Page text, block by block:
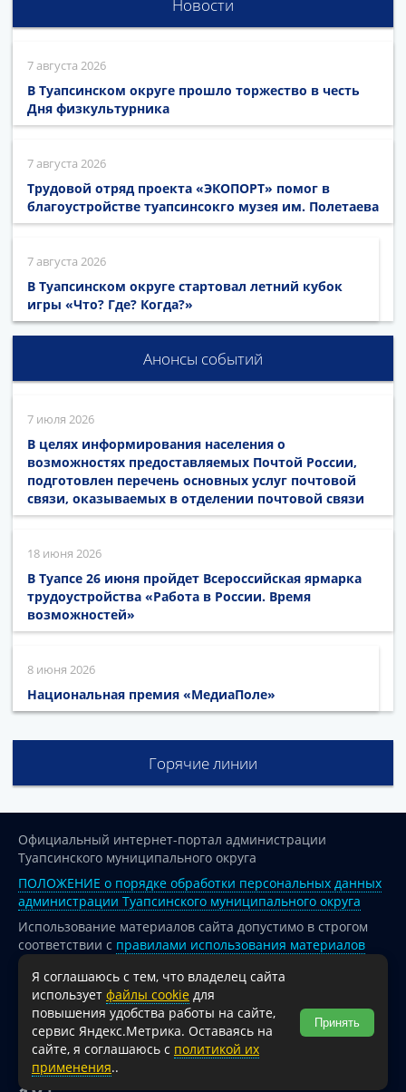
Новости
7 августа 2026
В Туапсинском округе прошло торжество в честь
Дня физкультурника
7 августа 2026
Трудовой отряд проекта «ЭКОПОРТ» помог в
благоустройстве туапсинсокго музея им. Полетаева
7 августа 2026
В Туапсинском округе стартовал летний кубок
игры «Что? Где? Когда?»
Анонсы событий
7 июля 2026
В целях информирования населения о
возможностях предоставляемых Почтой России,
подготовлен перечень основных услуг почтовой
связи, оказываемых в отделении почтовой связи
18 июня 2026
В Туапсе 26 июня пройдет Всероссийская ярмарка
трудоустройства «Работа в России. Время
возможностей»
8 июня 2026
Национальная премия «МедиаПоле»
Горячие линии
Официальный интернет-портал администрации
Туапсинского муниципального округа
ПОЛОЖЕНИЕ о порядке обработки персональных данных
администрации Туапсинского муниципального округа
Использование материалов сайта допустимо в строгом
соответствии с правилами использования материалов
опубликованных на сайте
При перепечатке и использовании информации ссылка
на источник обязательна.
Для сайтов и страниц сети Интернет обязательна
активная гиперссылка на официальный интернет-портал
администрации Туапсинского муниципального округа.
Я соглашаюсь с тем, что владелец сайта
использует файлы cookie для
повышения удобства работы на сайте,
сервис Яндекс.Метрика. Оставаясь на
сайте, я соглашаюсь с политикой их
применения..
Принять